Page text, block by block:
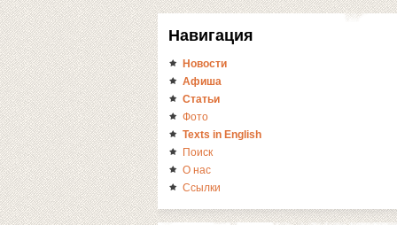
Навигация
Новости
Афиша
Статьи
Фото
Texts in English
Поиск
О нас
Ссылки